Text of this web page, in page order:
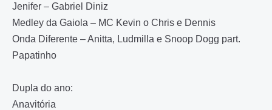
Jenifer – Gabriel Diniz
Medley da Gaiola – MC Kevin o Chris e Dennis
Onda Diferente – Anitta, Ludmilla e Snoop Dogg part.
Papatinho
Dupla do ano:
Anavitória